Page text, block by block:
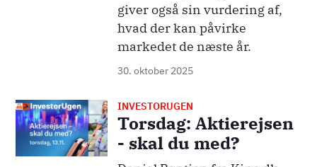
giver også sin vurdering af,
hvad der kan påvirke
markedet de næste år.
30. oktober 2025
Billede INVESTORUGEN
Torsdag: Aktierejsen
- skal du med?